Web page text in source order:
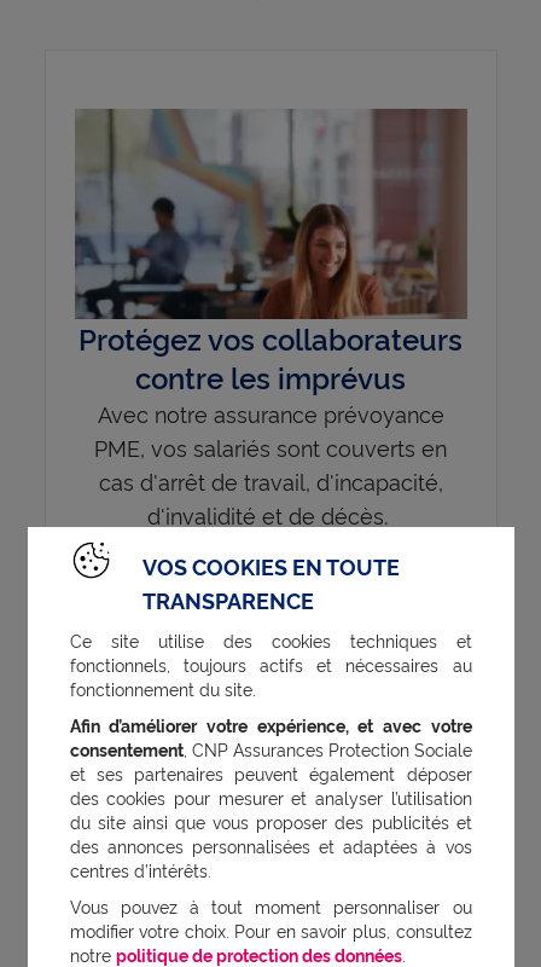
Protégez vos collaborateurs
contre les imprévus
Avec notre assurance prévoyance
PME, vos salariés sont couverts en
cas d'arrêt de travail, d'incapacité,
d'invalidité et de décès.
Découvrez notre offre
Bon à savoir
Le taux d’absentéisme = (nombre
d’heures théoriques travaillés /
nombre d’heures d’absence) x 100.
VOS COOKIES EN TOUTE
TRANSPARENCE
Ce site utilise des cookies techniques et
fonctionnels, toujours actifs et nécessaires au
fonctionnement du site.
Afin d’améliorer votre expérience, et avec votre
consentement, CNP Assurances Protection Sociale
et ses partenaires peuvent également déposer
des cookies pour mesurer et analyser l’utilisation
du site ainsi que vous proposer des publicités et
des annonces personnalisées et adaptées à vos
centres d’intérêts.
Vous pouvez à tout moment personnaliser ou
modifier votre choix. Pour en savoir plus, consultez
notre politique de protection des données.